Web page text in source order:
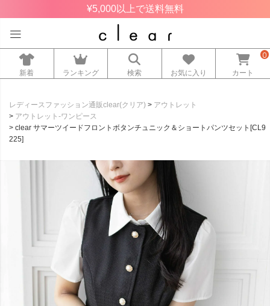
¥5,000以上で送料無料
新着 ランキング 検索 お気に入り カート
0
レディースファッション通販clear(クリア)
アウトレット
アウトレット-ワンピース
clear サマーツイードフロントボタンチュニック＆ショートパンツセット[CL9
225]